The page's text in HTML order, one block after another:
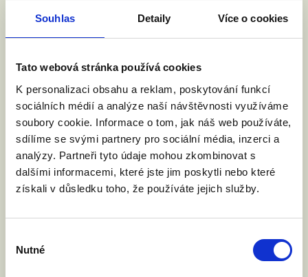
Souhlas Detaily Více o cookies
Tato webová stránka používá cookies
K personalizaci obsahu a reklam, poskytování funkcí
sociálních médií a analýze naší návštěvnosti využíváme
soubory cookie. Informace o tom, jak náš web používáte,
sdílíme se svými partnery pro sociální média, inzerci a
analýzy. Partneři tyto údaje mohou zkombinovat s
dalšími informacemi, které jste jim poskytli nebo které
získali v důsledku toho, že používáte jejich služby.
souhlasu
Nutné
VYZVALI JSME MINISTRA
SPRAVEDLNOSTI: DĚTI NESMÍ NA
HRANICÍCH ZTRÁCET SVÉ RODIČE
4. 6. 2026
Rada EU bude v pátek 5. června jednat o
návrhu nařízení o přeshraničním uznávání
rodičovství. Nejde o uznávání zahraničních
Jeronýma Tejce, aby Česká republika návrh
podpořila. O co jde?